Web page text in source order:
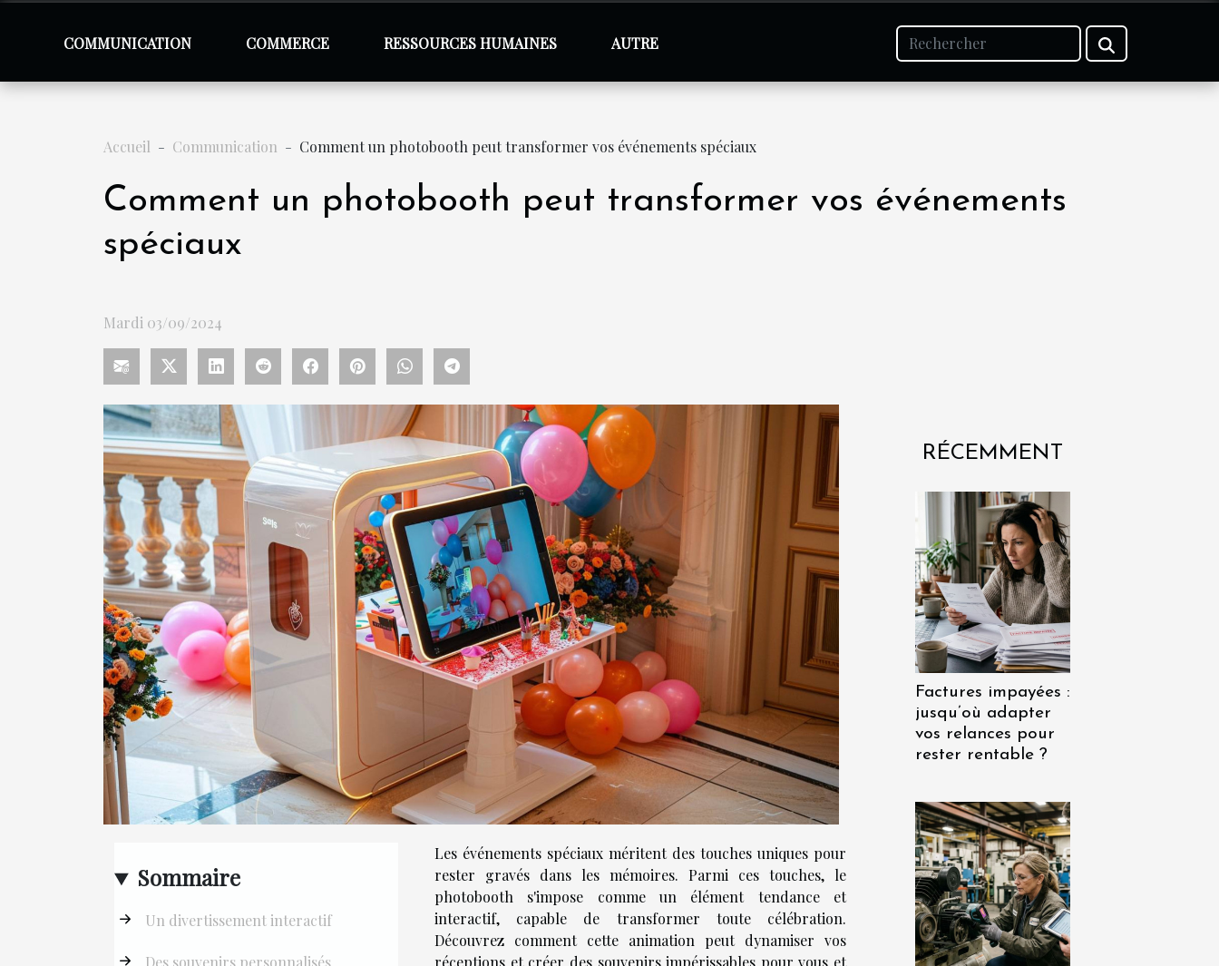
COMMUNICATION COMMERCE RESSOURCES HUMAINES AUTRE
Accueil Communication Comment un photobooth peut transformer vos événements spéciaux
Comment un photobooth peut transformer vos événements
spéciaux
Mardi 03/09/2024
Sommaire
Un divertissement interactif
Des souvenirs personnalisés
Les événements spéciaux méritent des touches uniques pour
rester gravés dans les mémoires. Parmi ces touches, le
photobooth s'impose comme un élément tendance et
interactif, capable de transformer toute célébration.
Découvrez comment cette animation peut dynamiser vos
RÉCEMMENT
Factures impayées :
jusqu’où adapter
vos relances pour
rester rentable ?